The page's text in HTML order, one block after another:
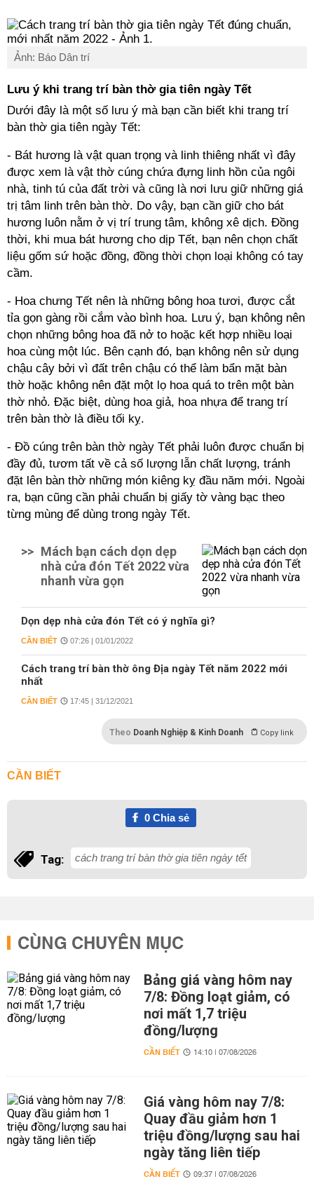
Ảnh: Báo Dân trí
Lưu ý khi trang trí bàn thờ gia tiên ngày Tết
Dưới đây là một số lưu ý mà bạn cần biết khi trang trí
bàn thờ gia tiên ngày Tết:
- Bát hương là vật quan trọng và linh thiêng nhất vì đây
được xem là vật thờ cúng chứa đựng linh hồn của ngôi
nhà, tinh tú của đất trời và cũng là nơi lưu giữ những giá
trị tâm linh trên bàn thờ. Do vậy, bạn cần giữ cho bát
hương luôn nằm ở vị trí trung tâm, không xê dịch. Đồng
thời, khi mua bát hương cho dịp Tết, bạn nên chọn chất
liệu gốm sứ hoặc đồng, đồng thời chọn loại không có tay
cầm.
- Hoa chưng Tết nên là những bông hoa tươi, được cắt
tỉa gọn gàng rồi cắm vào bình hoa. Lưu ý, bạn không nên
chọn những bông hoa đã nở to hoặc kết hợp nhiều loại
hoa cùng một lúc. Bên cạnh đó, bạn không nên sử dụng
chậu cây bởi vì đất trên chậu có thể làm bẩn mặt bàn
thờ hoặc không nên đặt một lọ hoa quá to trên một bàn
thờ nhỏ. Đặc biệt, dùng hoa giả, hoa nhựa để trang trí
trên bàn thờ là điều tối kỵ.
- Đồ cúng trên bàn thờ ngày Tết phải luôn được chuẩn bị
đầy đủ, tươm tất về cả số lượng lẫn chất lượng, tránh
đặt lên bàn thờ những món kiêng kỵ đầu năm mới. Ngoài
ra, bạn cũng cần phải chuẩn bị giấy tờ vàng bạc theo
từng mùng để dùng trong ngày Tết.
>> Mách bạn cách dọn dẹp
nhà cửa đón Tết 2022 vừa
nhanh vừa gọn
Dọn dẹp nhà cửa đón Tết có ý nghĩa gì?
CẦN BIẾT 07:26 | 01/01/2022
Cách trang trí bàn thờ ông Địa ngày Tết năm 2022 mới
nhất
CẦN BIẾT 17:45 | 31/12/2021
Theo Doanh Nghiệp & Kinh Doanh Copy link
CẦN BIẾT
0Chia sẻ
Tag: cách trang trí bàn thờ gia tiên ngày tết
CÙNG CHUYÊN MỤC
Bảng giá vàng hôm nay
7/8: Đồng loạt giảm, có
nơi mất 1,7 triệu
đồng/lượng
CẦN BIẾT 14:10 | 07/08/2026
Giá vàng hôm nay 7/8:
Quay đầu giảm hơn 1
triệu đồng/lượng sau hai
ngày tăng liên tiếp
CẦN BIẾT 09:37 | 07/08/2026